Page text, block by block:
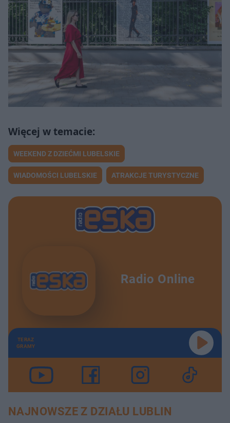
WEEKEND Z DZIEĆMI LUBELSKIE
WIADOMOŚCI LUBELSKIE ATRAKCJE TURYSTYCZNE
Radio Online
TERAZ
GRAMY
NAJNOWSZE Z DZIAŁU LUBLIN